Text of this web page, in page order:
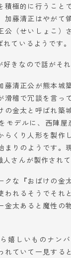
積極的に行うこと
加藤清正はやがて
公（せいしょこ）
ているようです。
きなので話がそれ
藤清正公が熊本城
滑稽で冗談を言っ
の金太と呼ばれ築
モデルに、西陣屋
らくり人形を製作
まりのようです。
さんが製作されて
クな『おばけの金
われるそうでそれ
金太あると魔性の
嬉しいものナン
れていて一見する